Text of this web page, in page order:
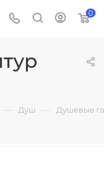
0
— Душ — Душевые